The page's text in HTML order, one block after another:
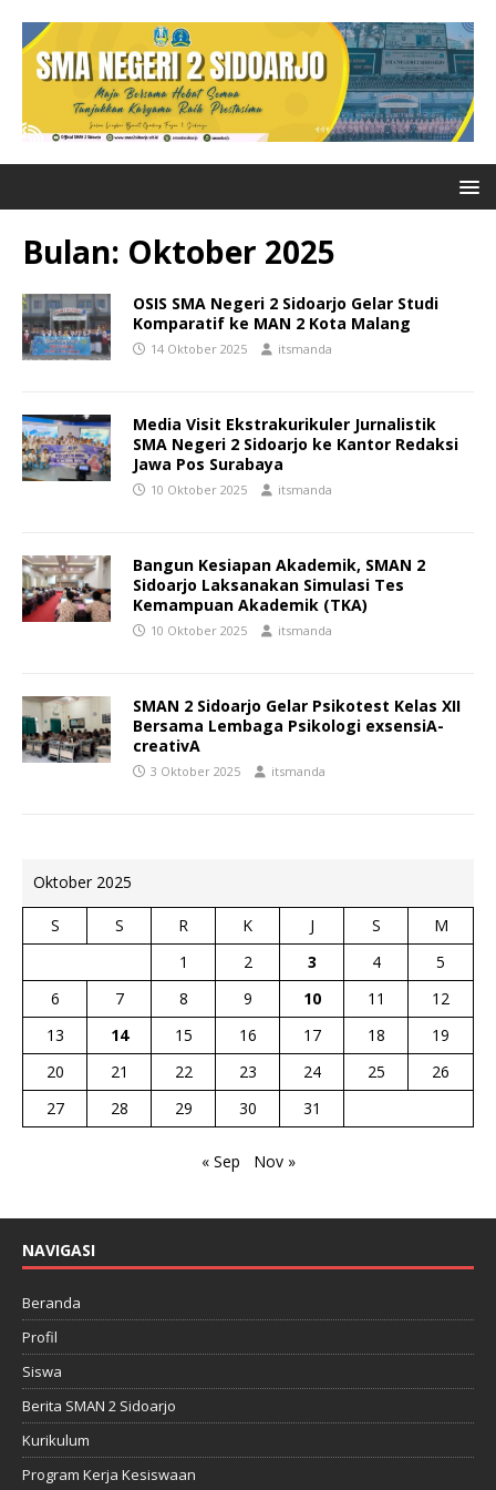
Bulan: Oktober 2025
OSIS SMA Negeri 2 Sidoarjo Gelar Studi
Komparatif ke MAN 2 Kota Malang
14 Oktober 2025 itsmanda
Media Visit Ekstrakurikuler Jurnalistik
SMA Negeri 2 Sidoarjo ke Kantor Redaksi
Jawa Pos Surabaya
10 Oktober 2025 itsmanda
Bangun Kesiapan Akademik, SMAN 2
Sidoarjo Laksanakan Simulasi Tes
Kemampuan Akademik (TKA)
10 Oktober 2025 itsmanda
SMAN 2 Sidoarjo Gelar Psikotest Kelas XII
Bersama Lembaga Psikologi exsensiA-
creativA
3 Oktober 2025 itsmanda
Oktober 2025
S S R K J S
M
1
2 3 4
5
6
7 8 9 10 11
12
13
14 15 16 17 18
19
20
21 22 23 24 25
26
27
28 29 30 31
« Sep Nov »
NAVIGASI
Beranda
Profil
Siswa
Berita SMAN 2 Sidoarjo
Kurikulum
Program Kerja Kesiswaan